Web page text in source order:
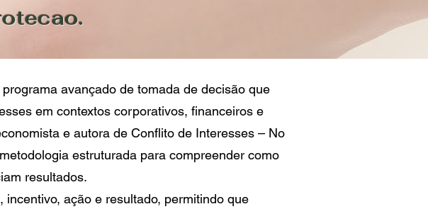
avançado de tomada de decisão que
em contextos corporativos, financeiros e
e autora de Conflito de Interesses – No
estruturada para compreender como
resultados.
ação e resultado, permitindo que